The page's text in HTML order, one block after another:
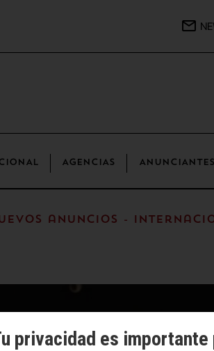
AGENCIAS ANUNCIANTES
anuncios -
privacidad es importante